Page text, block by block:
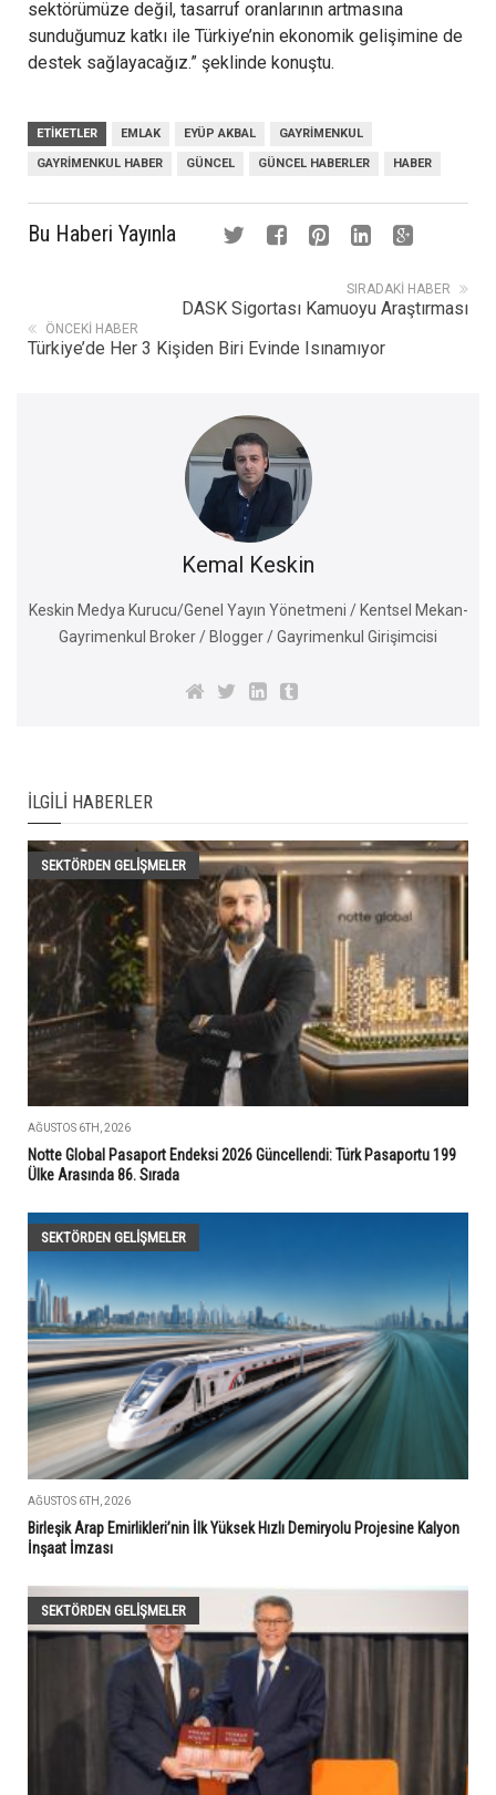
sektörümüze değil, tasarruf oranlarının artmasına
sunduğumuz katkı ile Türkiye’nin ekonomik gelişimine de
destek sağlayacağız.” şeklinde konuştu.
ETIKETLER EMLAK EYÜP AKBAL GAYRIMENKUL
GAYRIMENKUL HABER GÜNCEL GÜNCEL HABERLER HABER
Bu Haberi Yayınla
SIRADAKI HABER
DASK Sigortası Kamuoyu Araştırması
ÖNCEKI HABER
Türkiye’de Her 3 Kişiden Biri Evinde Isınamıyor
Kemal Keskin
Keskin Medya Kurucu/Genel Yayın Yönetmeni / Kentsel Mekan-
Gayrimenkul Broker / Blogger / Gayrimenkul Girişimcisi
İLGILI HABERLER
SEKTÖRDEN GELIŞMELER
AĞUSTOS 6TH, 2026
Notte Global Pasaport Endeksi 2026 Güncellendi: Türk Pasaportu 199
Ülke Arasında 86. Sırada
SEKTÖRDEN GELIŞMELER
AĞUSTOS 6TH, 2026
Birleşik Arap Emirlikleri’nin İlk Yüksek Hızlı Demiryolu Projesine Kalyon
İnşaat İmzası
SEKTÖRDEN GELIŞMELER